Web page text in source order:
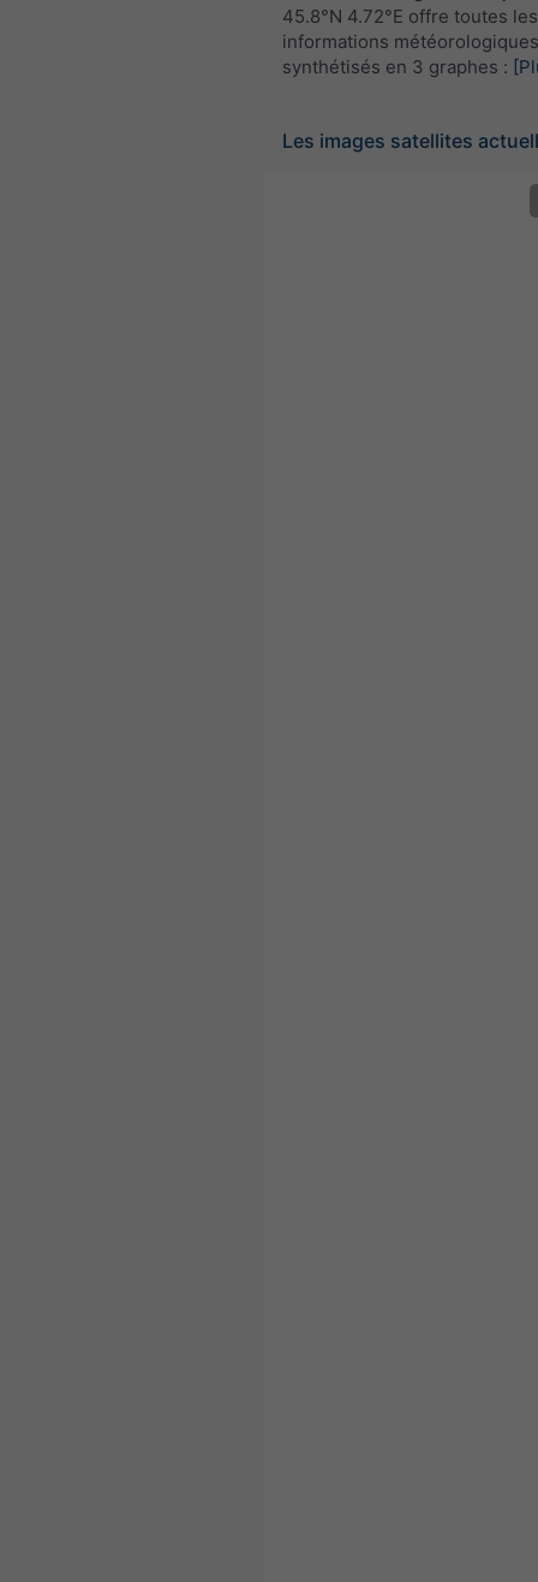
45.8°N 4.72°E offre toutes les
informations météorologiques
synthétisés en 3 graphes :
Les images satellites